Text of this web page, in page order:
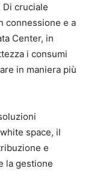
Di cruciale
connessione e a
Center, in
i consumi
in maniera più
space, il
e
la gestione